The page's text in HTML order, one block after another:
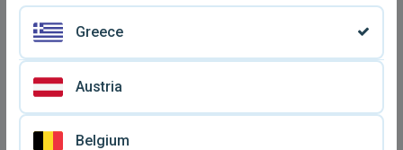
Greece
Austria
Belgium